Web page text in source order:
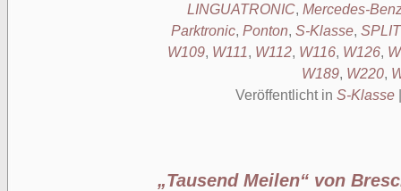
LINGUATRONIC, Mercedes-
Parktronic, Ponton, S-Klasse,
W109, W111, W112, W116, W126,
W189, W220,
Veröffentlicht in S-Klasse
„Tausend Meilen“ von